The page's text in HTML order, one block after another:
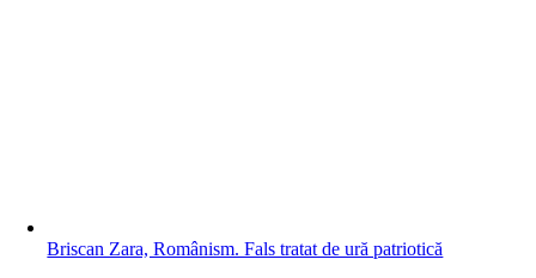
Briscan Zara, Românism. Fals tratat de ură patriotică